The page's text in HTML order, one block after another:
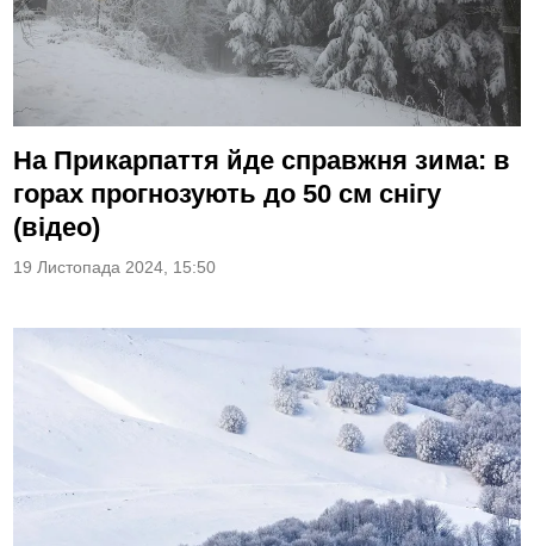
На Прикарпаття йде справжня зима: в
горах прогнозують до 50 см снігу
(відео)
19 Листопада 2024, 15:50